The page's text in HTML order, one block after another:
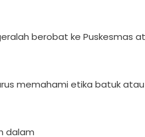
berobat ke Puskesmas
memahami etika batuk
dalam